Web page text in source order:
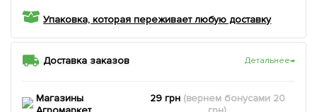
Упаковка, которая переживает любую доставку
Доставка заказов Детальнее→
Магазины
29 грн (вернем бонусами 20